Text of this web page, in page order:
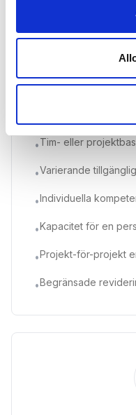
Tim-
•Tim- eller
•Varierande
•Individuella
•Kapacitet för en
•Projekt-för-projekt
•Begränsade